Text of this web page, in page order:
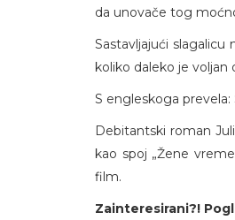
da unovače tog
Sastavljajući
koliko daleko je voljan
S engleskoga prevela:
Debitantski roman
kao spoj „Žene
film.
Zainteresirani?!